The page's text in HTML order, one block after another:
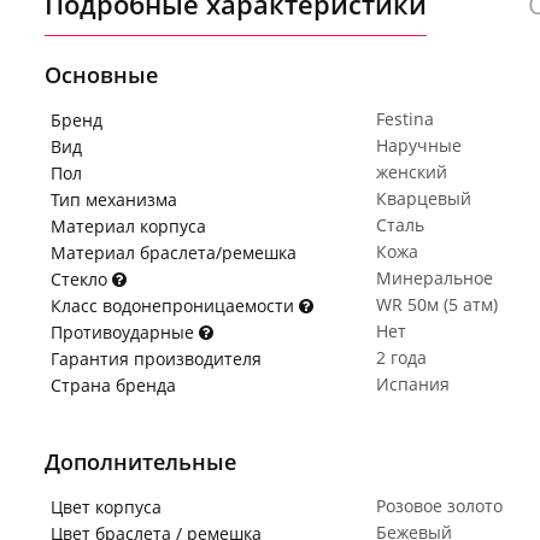
Основные
Бренд
Festina
Вид
Наручные
Пол
женский
Тип механизма
Кварцевый
Материал корпуса
Сталь
Материал браслета/ремешка
Кожа
Стекло
Минеральное
Класс водонепроницаемости
WR 50м (5 атм)
Противоударные
Нет
Гарантия производителя
2 года
Страна бренда
Испания
Дополнительные
Цвет корпуса
Розовое золото
Цвет браслета / ремешка
Бежевый